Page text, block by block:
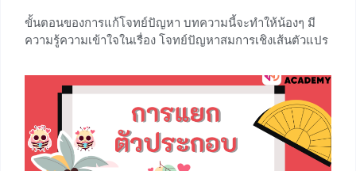
ขั้นตอนของการแก้โจทย์ปัญหา บทความนี้จะทำให้น้องๆ มี
ความรู้ความเข้าใจในเรื่อง โจทย์ปัญหาสมการเชิงเส้นตัวแปร
น้องๆจะเรียนเรื่องนี้อย่าลืมทบทวน การแก้สมการเชิงเส้น
ตัวแปรเดียว กันก่อนนะคะ ถ้าน้องๆพร้อมแล้วเรามาศึกษาขั้น
ตอนของการแก้โจทย์ปัญหาเกี่ยวกับสมการ ดังนี้ ขั้น
ที่ 1 วิเคราะห์โจทย์ว่ากำหนดอะไรให้บ้าง และให้หาอะไร
ขั้นที่ 2 กำหนดตัวแปรแทนสิ่งที่โจทย์ให้หาหรือแทน
สิ่งที่เกี่ยวข้องกับสิ่งที่โจทย์ให้หา ขั้นที่ 3 เขียนสมการ